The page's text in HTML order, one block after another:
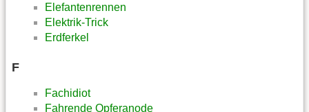
Elefantenrennen
Elektrik-Trick
Erdferkel
F
Fachidiot
Fahrende Opferanode